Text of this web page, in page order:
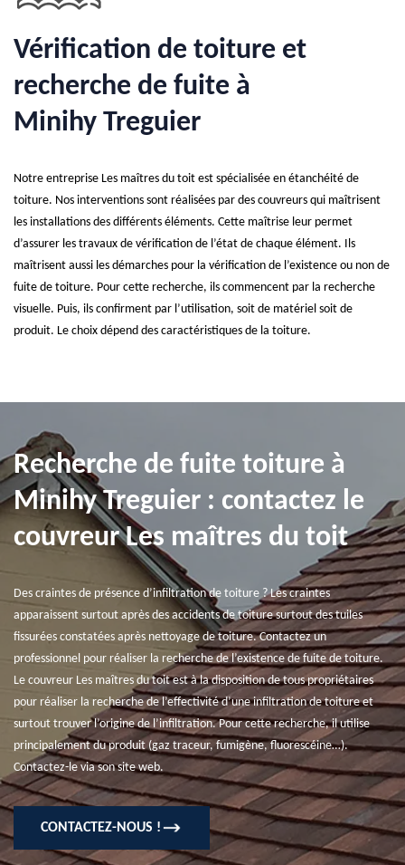
Vérification de toiture et
recherche de fuite à
Minihy Treguier
Notre entreprise Les maîtres du toit est spécialisée en étanchéité de
toiture. Nos interventions sont réalisées par des couvreurs qui maîtrisent
les installations des différents éléments. Cette maîtrise leur permet
d’assurer les travaux de vérification de l’état de chaque élément. Ils
maîtrisent aussi les démarches pour la vérification de l’existence ou non de
fuite de toiture. Pour cette recherche, ils commencent par la recherche
visuelle. Puis, ils confirment par l’utilisation, soit de matériel soit de
produit. Le choix dépend des caractéristiques de la toiture.
Recherche de fuite toiture à
Minihy Treguier : contactez le
couvreur Les maîtres du toit
Des craintes de présence d’infiltration de toiture ? Les craintes
apparaissent surtout après des accidents de toiture surtout des tuiles
fissurées constatées après nettoyage de toiture. Contactez un
professionnel pour réaliser la recherche de l’existence de fuite de toiture.
Le couvreur Les maîtres du toit est à la disposition de tous propriétaires
pour réaliser la recherche de l’effectivité d’une infiltration de toiture et
surtout trouver l’origine de l’infiltration. Pour cette recherche, il utilise
principalement du produit (gaz traceur, fumigène, fluorescéine…).
Contactez-le via son site web.
CONTACTEZ-NOUS !